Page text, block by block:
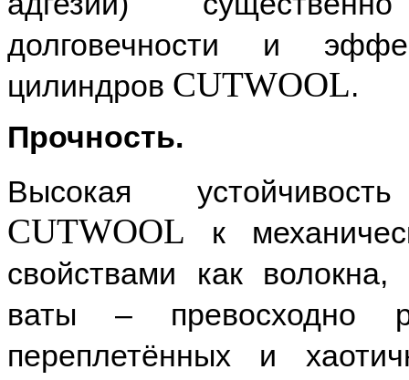
долговечности и
цилиндров CUTWOOL.
Прочность.
Высокая
CUTWOOL к
свойствами как
ваты – превосходно
переплетённых и